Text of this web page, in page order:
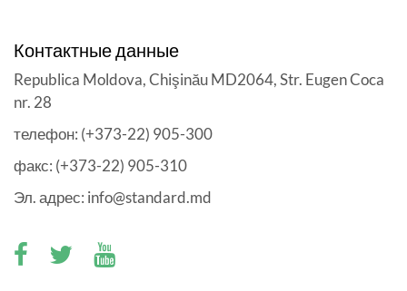
Контактные данные
Republica Moldova, Chişinău MD2064, Str. Eugen Coca
nr. 28
телефон: (+373-22) 905-300
факс: (+373-22) 905-310
Эл. адрес: info@standard.md